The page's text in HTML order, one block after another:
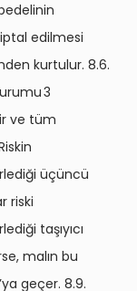
edilmesi
kurtulur. 8.6.
3
ve tüm
üçüncü
riski
taşıyıcı
malın bu
geçer. 8.9.